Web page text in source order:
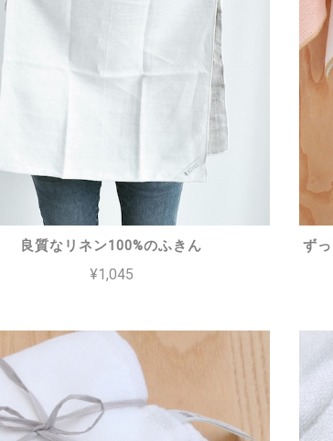
良質なリネン100%のふきん
¥1,045
ず